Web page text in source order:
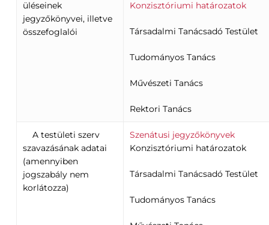
üléseinek
jegyzőkönyvei, illetve
összefoglalói
Konzisztóriumi határozatok
Társadalmi Tanácsadó Testület
Tudományos Tanács
Művészeti Tanács
Rektori Tanács
A testületi szerv
szavazásának adatai
(amennyiben
jogszabály nem
korlátozza)
Szenátusi jegyzőkönyvek
Konzisztóriumi határozatok
Társadalmi Tanácsadó Testület
Tudományos Tanács